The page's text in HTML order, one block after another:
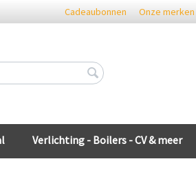
Cadeaubonnen Onze merken
Verlichting - Boilers - CV & meer